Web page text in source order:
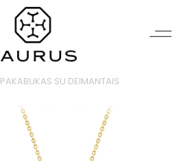
PAKABUKAS SU DEIMANTAIS